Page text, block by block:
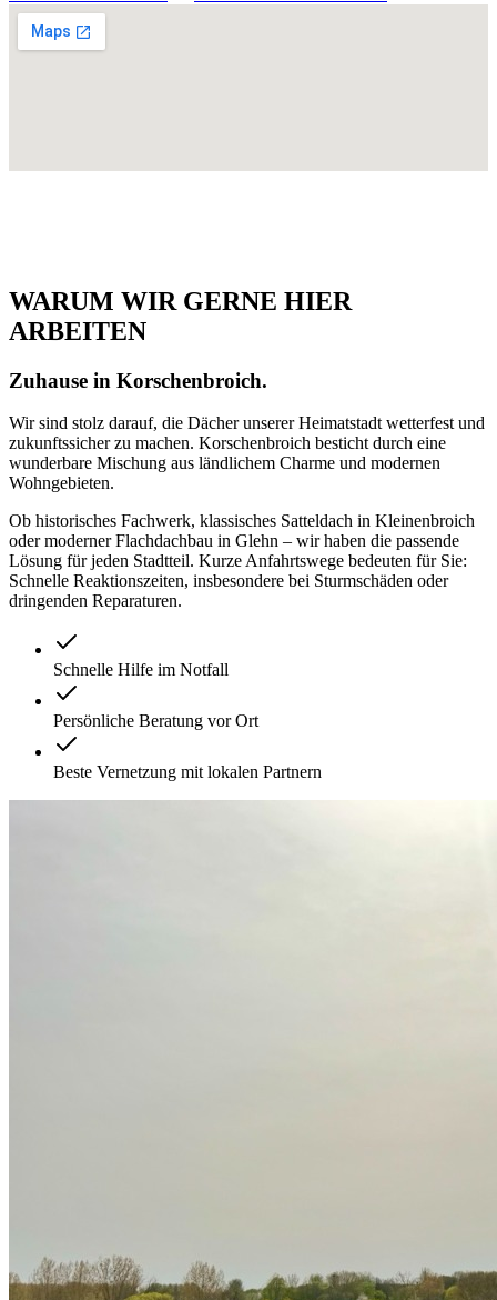
WARUM WIR GERNE HIER
ARBEITEN
Zuhause in Korschenbroich.
Wir sind stolz darauf, die Dächer unserer Heimatstadt wetterfest und
zukunftssicher zu machen. Korschenbroich besticht durch eine
wunderbare Mischung aus ländlichem Charme und modernen
Wohngebieten.
Ob historisches Fachwerk, klassisches Satteldach in Kleinenbroich
oder moderner Flachdachbau in Glehn – wir haben die passende
Lösung für jeden Stadtteil. Kurze Anfahrtswege bedeuten für Sie:
Schnelle Reaktionszeiten, insbesondere bei Sturmschäden oder
dringenden Reparaturen.
Schnelle Hilfe im Notfall
Persönliche Beratung vor Ort
Beste Vernetzung mit lokalen Partnern